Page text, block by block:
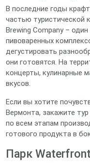
В последние годы
частью туристической
Brewing Company –
пивоваренных
дегустировать
они готовятся. На
концерты, кулинарные
вкусов.
Если вы хотите
Вермонта, закажите
по всем этапам
готового продукта в
Парк Waterfront